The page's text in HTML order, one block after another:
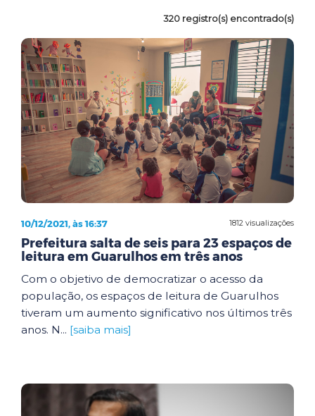
320 registro(s) encontrado(s)
1812 visualizações
10/12/2021, às 16:37
Prefeitura salta de seis para 23 espaços de
leitura em Guarulhos em três anos
Com o objetivo de democratizar o acesso da
população, os espaços de leitura de Guarulhos
tiveram um aumento significativo nos últimos três
anos. N... [saiba mais]